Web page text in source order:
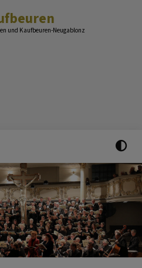
und Kaufbeuren-Neugablonz